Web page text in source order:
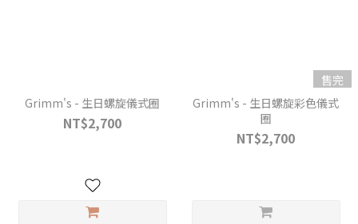
Grimm's - 生日螺旋儀式圈
NT$2,700
售完
Grimm's - 生日螺旋彩色儀式
圈
NT$2,700